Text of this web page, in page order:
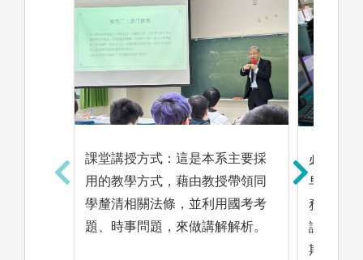
課堂講授方式：這是本系主要採
用的教學方式，藉由教授帶領同
學釐清相關法條，並利用國考考
題、時事問題，來做講解解析。
必修的
早日接
務的操
課，讓
期、寒